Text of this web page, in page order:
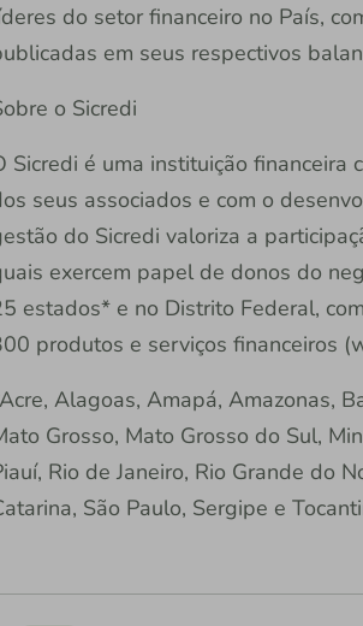
do setor financeiro no País,
em seus respectivos
o Sicredi
Sicredi é uma instituição financeira
seus associados e com o
do Sicredi valoriza a
exercem papel de donos do
estados* e no Distrito Federal,
produtos e serviços financeiros
Alagoas, Amapá, Amazonas,
Grosso, Mato Grosso do Sul,
Rio de Janeiro, Rio Grande do
São Paulo, Sergipe e